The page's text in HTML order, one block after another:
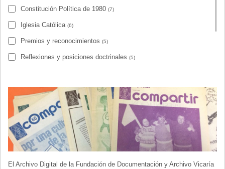
Constitución Política de 1980 (7)
Iglesia Católica (6)
Premios y reconocimientos (5)
Reflexiones y posiciones doctrinales (5)
Caso fichas médicas
Proceso contra Vicaría de la Solidaridad (3)
Zalaquett, José (3)
El Archivo Digital de la Fundación de Documentación y Archivo Vicaría